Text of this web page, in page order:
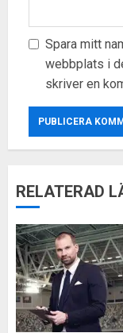
Spara mitt
webbplats i
skriver en
RELATERAD